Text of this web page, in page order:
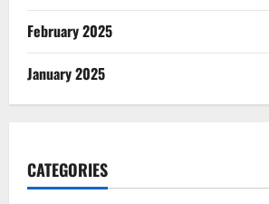
February 2025
January 2025
CATEGORIES